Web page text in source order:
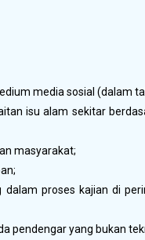
media sosial (dalam
isu alam sekitar
masyarakat;
proses kajian di
pendengar yang bukan